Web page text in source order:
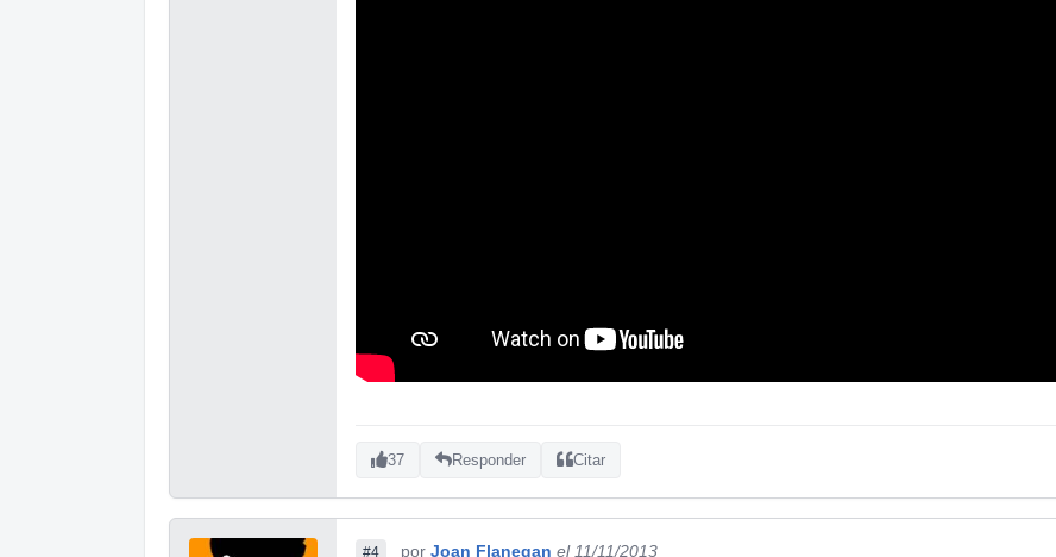
37 Responder Citar
#4 por Joan Flanegan el 11/11/2013